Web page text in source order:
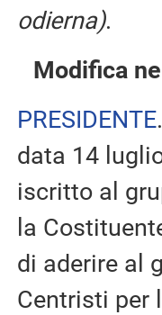
odierna).
Modifica
PRESIDENTE
data 14
iscritto al
la
di aderire al
Centristi per